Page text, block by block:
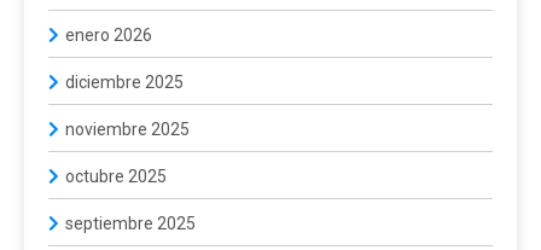
enero 2026
diciembre 2025
noviembre 2025
octubre 2025
septiembre 2025